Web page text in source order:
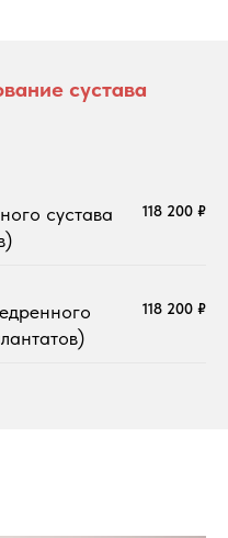
сустава
сустава
118 200 ₽
118 200 ₽